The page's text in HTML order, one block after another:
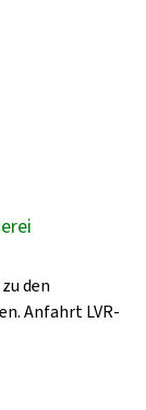
den
Anfahrt LVR-